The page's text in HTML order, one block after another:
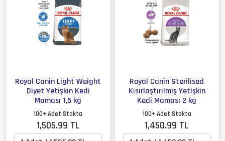
Royal Canin Light Weight
Diyet Yetişkin Kedi
Maması 1,5 kg
100+ Adet Stokta
1,505.99 TL
Royal Canin Sterilised
Kısırlaştırılmış Yetişkin
Kedi Maması 2 kg
100+ Adet Stokta
1,450.99 TL